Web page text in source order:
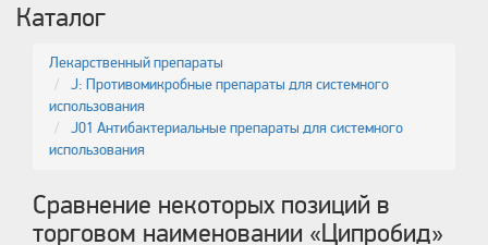
Каталог
Лекарственный препараты
J: Противомикробные препараты для системного
использования
J01 Антибактериальные препараты для системного
использования
Сравнение некоторых позиций в
торговом наименовании «Ципробид»